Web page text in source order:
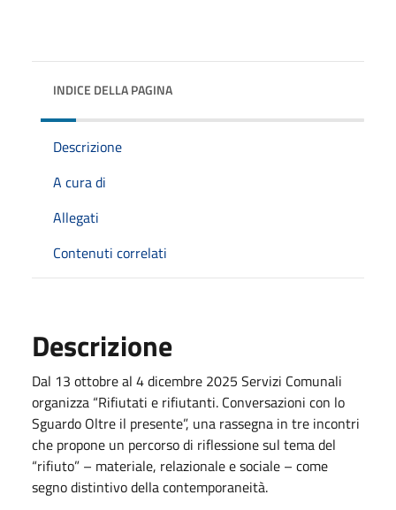
INDICE DELLA PAGINA
Descrizione
A cura di
Allegati
Contenuti correlati
Descrizione
Dal 13 ottobre al 4 dicembre 2025 Servizi Comunali
organizza “Rifiutati e rifiutanti. Conversazioni con lo
Sguardo Oltre il presente”, una rassegna in tre incontri
che propone un percorso di riflessione sul tema del
“rifiuto” – materiale, relazionale e sociale – come
segno distintivo della contemporaneità.